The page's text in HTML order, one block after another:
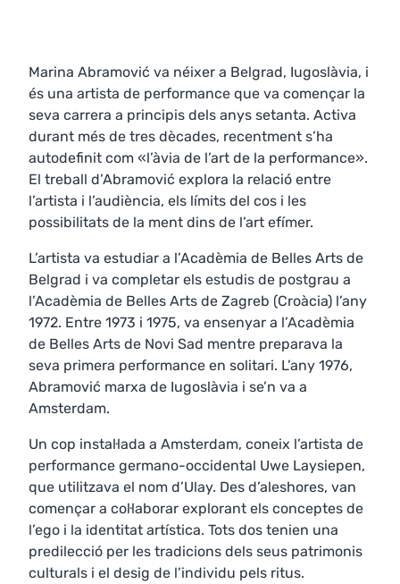
Marina Abramović va néixer a Belgrad, Iugoslàvia, i
és una artista de performance que va començar la
seva carrera a principis dels anys setanta. Activa
durant més de tres dècades, recentment s’ha
autodefinit com «l’àvia de l’art de la performance».
El treball d’Abramović explora la relació entre
l’artista i l’audiència, els límits del cos i les
possibilitats de la ment dins de l’art efímer.
L’artista va estudiar a l’Acadèmia de Belles Arts de
Belgrad i va completar els estudis de postgrau a
l’Acadèmia de Belles Arts de Zagreb (Croàcia) l’any
1972. Entre 1973 i 1975, va ensenyar a l’Acadèmia
de Belles Arts de Novi Sad mentre preparava la
seva primera performance en solitari. L’any 1976,
Abramović marxa de Iugoslàvia i se’n va a
Amsterdam.
Un cop instal·lada a Amsterdam, coneix l’artista de
performance germano-occidental Uwe Laysiepen,
que utilitzava el nom d’Ulay. Des d’aleshores, van
començar a col·laborar explorant els conceptes de
l’ego i la identitat artística. Tots dos tenien una
predilecció per les tradicions dels seus patrimonis
culturals i el desig de l’individu pels ritus.